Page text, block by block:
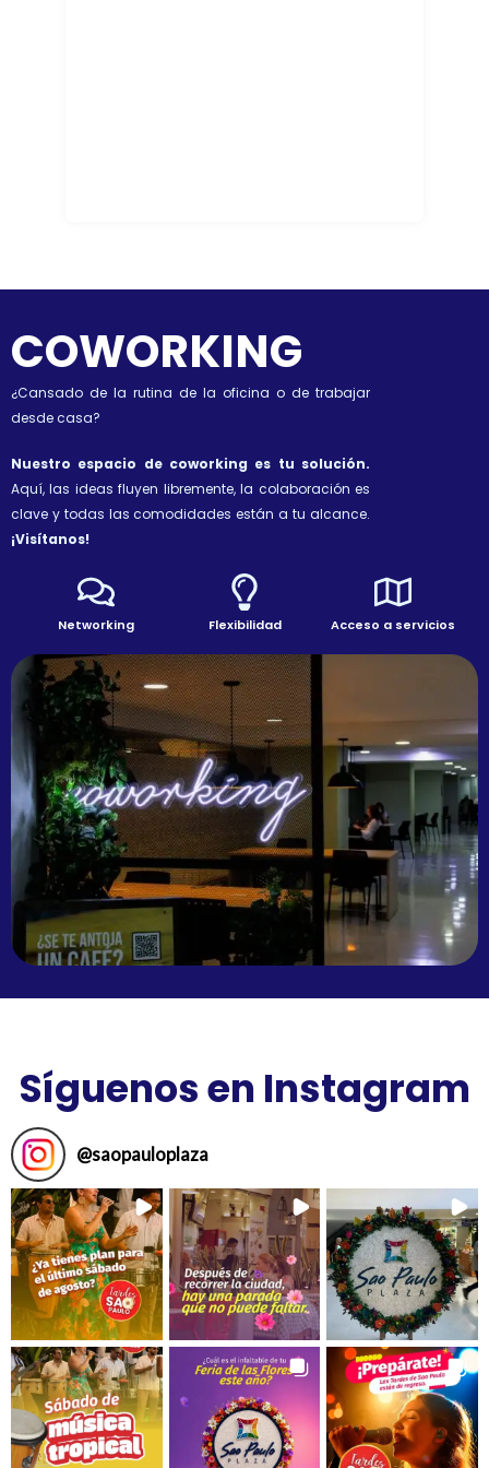
COWORKING
¿Cansado de la rutina de la oficina o de trabajar
desde casa?
Nuestro espacio de coworking es tu solución.
Aquí, las ideas fluyen libremente, la colaboración es
clave y todas las comodidades están a tu alcance.
¡Visítanos!
Networking Flexibilidad Acceso a servicios
Síguenos en Instagram
@saopauloplaza